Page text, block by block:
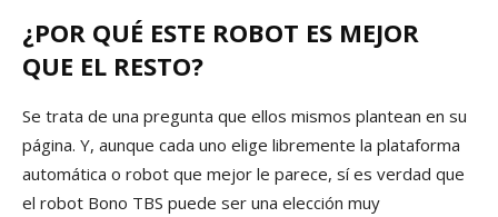
¿POR QUÉ ESTE ROBOT ES MEJOR
QUE EL RESTO?
Se trata de una pregunta que ellos mismos plantean en su
página. Y, aunque cada uno elige libremente la plataforma
automática o robot que mejor le parece, sí es verdad que
el robot Bono TBS puede ser una elección muy